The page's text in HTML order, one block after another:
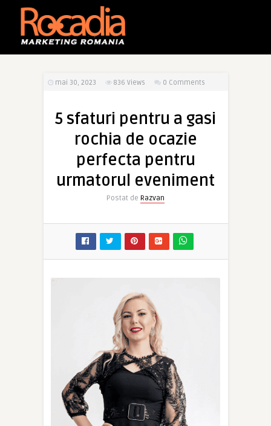
mai 30, 2023 836 Views 0 Comments
5 sfaturi pentru a gasi
rochia de ocazie
perfecta pentru
urmatorul eveniment
Postat de Razvan